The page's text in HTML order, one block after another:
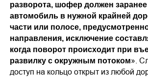
разворота, шофер должен
автомобиль в нужной крайней
части или полосе,
направления, исключение
когда поворот происходит при
развилку с окружным потоком».
доступ на кольцо открыт из любой